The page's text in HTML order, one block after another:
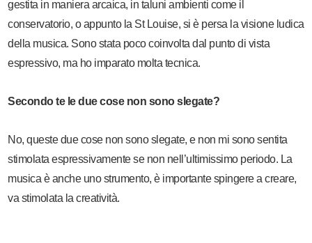
gestita in maniera arcaica, in taluni ambienti come il
conservatorio, o appunto la St Louise, si è persa la visione ludica
della musica. Sono stata poco coinvolta dal punto di vista
espressivo, ma ho imparato molta tecnica.
Secondo te le due cose non sono slegate?
No, queste due cose non sono slegate, e non mi sono sentita
stimolata espressivamente se non nell’ultimissimo periodo. La
musica è anche uno strumento, è importante spingere a creare,
va stimolata la creatività.